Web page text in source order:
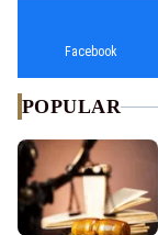
Facebook
POPULAR